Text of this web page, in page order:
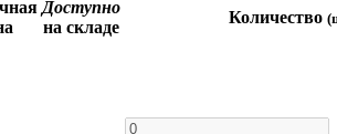
Доступно
на складе
Количество